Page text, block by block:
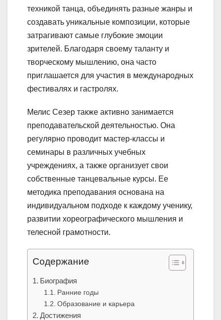
техникой танца, объединять разные жанры и
создавать уникальные композиции, которые
затрагивают самые глубокие эмоции
зрителей. Благодаря своему таланту и
творческому мышлению, она часто
приглашается для участия в международных
фестивалях и гастролях.
Мелис Сезер также активно занимается
преподавательской деятельностью. Она
регулярно проводит мастер-классы и
семинары в различных учебных
учреждениях, а также организует свои
собственные танцевальные курсы. Ее
методика преподавания основана на
индивидуальном подходе к каждому ученику,
развитии хореографического мышления и
телесной грамотности.
Содержание
Биография
Ранние годы
Образование и карьера
Достижения